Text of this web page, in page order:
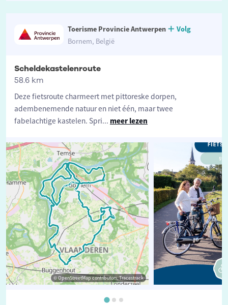
Toerisme Provincie Antwerpen
Volg
Bornem, België
Scheldekastelenroute
58.6 km
Deze fietsroute charmeert met pittoreske dorpen,
adembenemende natuur en niet één, maar twee
fabelachtige kastelen. Spri... meer lezen
© OpenStreetMap contributors, Tracestrack